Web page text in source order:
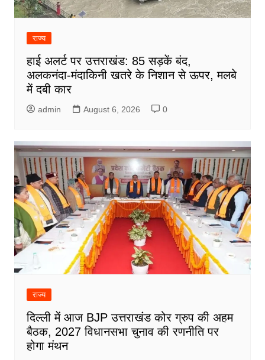
राज्य
हाई अलर्ट पर उत्तराखंड: 85 सड़कें बंद,
अलकनंदा-मंदाकिनी खतरे के निशान से ऊपर, मलबे
में दबी कार
admin August 6, 2026 0
राज्य
दिल्ली में आज BJP उत्तराखंड कोर ग्रुप की अहम
बैठक, 2027 विधानसभा चुनाव की रणनीति पर
होगा मंथन